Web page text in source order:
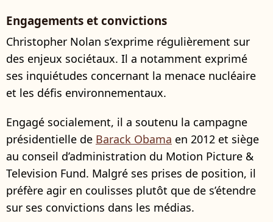
Engagements et convictions
Christopher Nolan s’exprime régulièrement sur
des enjeux sociétaux. Il a notamment exprimé
ses inquiétudes concernant la menace nucléaire
et les défis environnementaux.
Engagé socialement, il a soutenu la campagne
présidentielle de Barack Obama en 2012 et siège
au conseil d’administration du Motion Picture &
Television Fund. Malgré ses prises de position, il
préfère agir en coulisses plutôt que de s’étendre
sur ses convictions dans les médias.